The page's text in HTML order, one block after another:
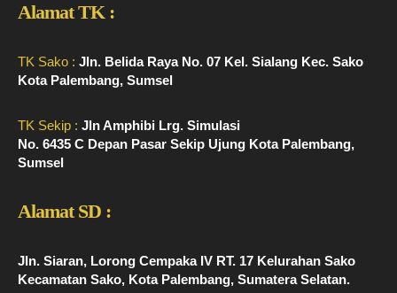
Alamat TK :
TK Sako : Jln. Belida Raya No. 07 Kel. Sialang Kec. Sako
Kota Palembang, Sumsel
TK Sekip : Jln Amphibi Lrg. Simulasi
No. 6435 C Depan Pasar Sekip Ujung Kota Palembang,
Sumsel
Alamat SD :
Jln. Siaran, Lorong Cempaka IV RT. 17 Kelurahan Sako
Kecamatan Sako, Kota Palembang, Sumatera Selatan.